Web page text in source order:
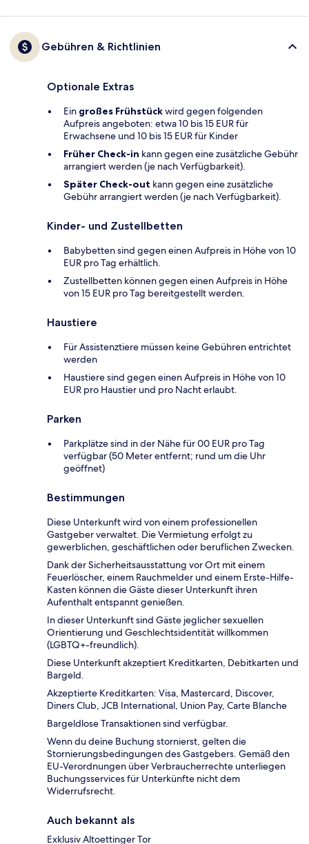
Gebühren & Richtlinien
Optionale Extras
Ein großes Frühstückwird gegen folgenden
Aufpreis angeboten: etwa 10 bis 15 EUR für
Erwachsene und 10 bis 15 EUR für Kinder
Früher Check-in kann gegen eine zusätzliche Gebühr
arrangiert werden (je nach Verfügbarkeit).
Später Check-out kann gegen eine zusätzliche
Gebühr arrangiert werden (je nach Verfügbarkeit).
Kinder- und Zustellbetten
Babybetten sind gegen einen Aufpreis in Höhe von 10
EUR pro Tag erhältlich.
Zustellbetten können gegen einen Aufpreis in Höhe
von 15 EUR pro Tag bereitgestellt werden.
Haustiere
Für Assistenztiere müssen keine Gebühren entrichtet
werden
Haustiere sind gegen einen Aufpreis in Höhe von 10
EUR pro Haustier und pro Nacht erlaubt.
Parken
Parkplätze sind in der Nähe für 00 EUR pro Tag
verfügbar (50 Meter entfernt; rund um die Uhr
geöffnet)
Bestimmungen
Diese Unterkunft wird von einem professionellen
Gastgeber verwaltet. Die Vermietung erfolgt zu
gewerblichen, geschäftlichen oder beruflichen Zwecken.
Dank der Sicherheitsausstattung vor Ort mit einem
Feuerlöscher, einem Rauchmelder und einem Erste-Hilfe-
Kasten können die Gäste dieser Unterkunft ihren
Aufenthalt entspannt genießen.
In dieser Unterkunft sind Gäste jeglicher sexuellen
Orientierung und Geschlechtsidentität willkommen
(LGBTQ+-freundlich).
Diese Unterkunft akzeptiert Kreditkarten, Debitkarten und
Bargeld.
Akzeptierte Kreditkarten: Visa, Mastercard, Discover,
Diners Club, JCB International, Union Pay, Carte Blanche
Bargeldlose Transaktionen sind verfügbar.
Wenn du deine Buchung stornierst, gelten die
Stornierungsbedingungen des Gastgebers. Gemäß den
EU-Verordnungen über Verbraucherrechte unterliegen
Buchungsservices für Unterkünfte nicht dem
Widerrufsrecht.
Auch bekannt als
Exklusiv Altoettinger Tor